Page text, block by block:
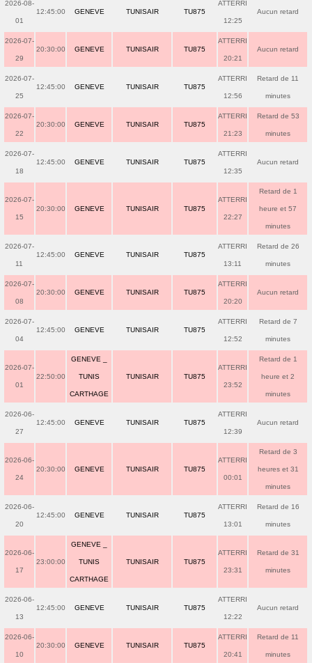
2026-08-
01
12:45:00 GENEVE TUNISAIR TU875
ATTERRI
12:25
Aucun retard
2026-07-
29
20:30:00 GENEVE TUNISAIR TU875
ATTERRI
20:21
Aucun retard
2026-07-
25
12:45:00 GENEVE TUNISAIR TU875
ATTERRI
12:56
Retard de 11
minutes
2026-07-
22
20:30:00 GENEVE TUNISAIR TU875
ATTERRI
21:23
Retard de 53
minutes
2026-07-
18
12:45:00 GENEVE TUNISAIR TU875
ATTERRI
12:35
Aucun retard
2026-07-
15
20:30:00 GENEVE TUNISAIR TU875
ATTERRI
22:27
Retard de 1
heure et 57
minutes
2026-07-
11
12:45:00 GENEVE TUNISAIR TU875
ATTERRI
13:11
Retard de 26
minutes
2026-07-
08
20:30:00 GENEVE TUNISAIR TU875
ATTERRI
20:20
Aucun retard
2026-07-
04
12:45:00 GENEVE TUNISAIR TU875
ATTERRI
12:52
Retard de 7
minutes
2026-07-
01
22:50:00
GENEVE _
TUNIS
CARTHAGE
TUNISAIR TU875
ATTERRI
23:52
Retard de 1
heure et 2
minutes
2026-06-
27
12:45:00 GENEVE TUNISAIR TU875
ATTERRI
12:39
Aucun retard
2026-06-
24
20:30:00 GENEVE TUNISAIR TU875
ATTERRI
00:01
Retard de 3
heures et 31
minutes
2026-06-
20
12:45:00 GENEVE TUNISAIR TU875
ATTERRI
13:01
Retard de 16
minutes
2026-06-
17
23:00:00
GENEVE _
TUNIS
CARTHAGE
TUNISAIR TU875
ATTERRI
23:31
Retard de 31
minutes
2026-06-
13
12:45:00 GENEVE TUNISAIR TU875
ATTERRI
12:22
Aucun retard
2026-06-
10
20:30:00 GENEVE TUNISAIR TU875
ATTERRI
20:41
Retard de 11
minutes